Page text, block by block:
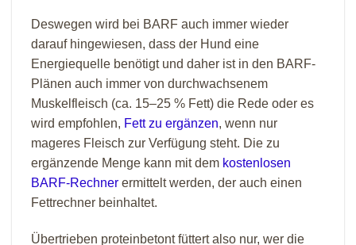
Deswegen wird bei BARF auch immer wieder
darauf hingewiesen, dass der Hund eine
Energiequelle benötigt und daher ist in den BARF-
Plänen auch immer von durchwachsenem
Muskelfleisch (ca. 15–25 % Fett) die Rede oder es
wird empfohlen, Fett zu ergänzen, wenn nur
mageres Fleisch zur Verfügung steht. Die zu
ergänzende Menge kann mit dem kostenlosen
BARF-Rechner ermittelt werden, der auch einen
Fettrechner beinhaltet.
Übertrieben proteinbetont füttert also nur, wer die